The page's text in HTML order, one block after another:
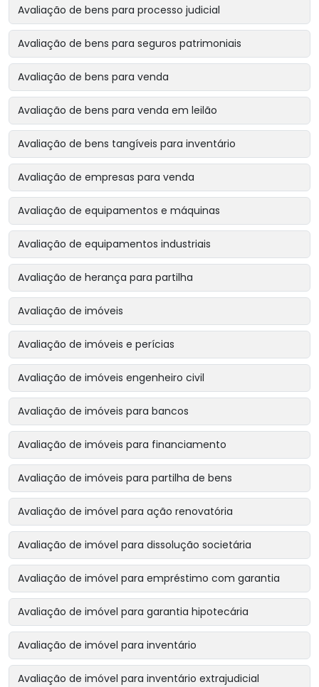
Avaliação de bens para processo judicial
Avaliação de bens para seguros patrimoniais
Avaliação de bens para venda
Avaliação de bens para venda em leilão
Avaliação de bens tangíveis para inventário
Avaliação de empresas para venda
Avaliação de equipamentos e máquinas
Avaliação de equipamentos industriais
Avaliação de herança para partilha
Avaliação de imóveis
Avaliação de imóveis e perícias
Avaliação de imóveis engenheiro civil
Avaliação de imóveis para bancos
Avaliação de imóveis para financiamento
Avaliação de imóveis para partilha de bens
Avaliação de imóvel para ação renovatória
Avaliação de imóvel para dissolução societária
Avaliação de imóvel para empréstimo com garantia
Avaliação de imóvel para garantia hipotecária
Avaliação de imóvel para inventário
Avaliação de imóvel para inventário extrajudicial